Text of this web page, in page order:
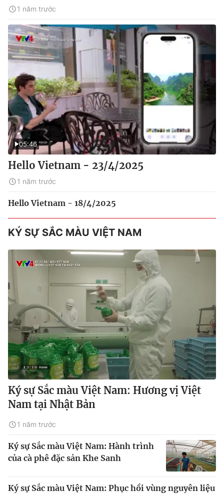
1 năm trước
05:46
Hello Vietnam - 23/4/2025
1 năm trước
Hello Vietnam - 18/4/2025
KÝ SỰ SẮC MÀU VIỆT NAM
Ký sự Sắc màu Việt Nam: Hương vị Việt
Nam tại Nhật Bản
1 năm trước
Ký sự Sắc màu Việt Nam: Hành trình
của cà phê đặc sản Khe Sanh
Ký sự Sắc màu Việt Nam: Phục hồi vùng nguyên liệu